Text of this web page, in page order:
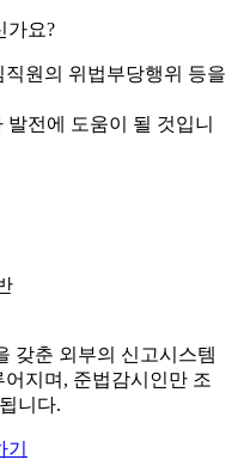
가요?
원의 위법부당행위 등을
전에 도움이 될 것입니
갖춘 외부의 신고시스템
지며, 준법감시인만 조
니다.